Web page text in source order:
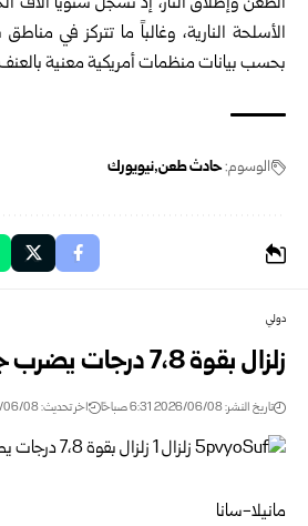
الأسلحة النارية، وغالباً ما تتركز في
بحسب بيانات منظمات أمريكية معنية
الوسوم:حادث طعن نيويورك
دولي
زلزال بقوة 7،8 درجات يضرب جنوب الفلبين
تاريخ النشر: 2026/06/08 6:31 صباحًا اخر تحديث: 2026/06/08 6:31 صباحًا
مانيلا-سانا